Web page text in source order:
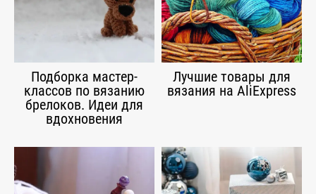
Подборка мастер-
классов по вязанию
брелоков. Идеи для
вдохновения
Лучшие товары для
вязания на AliExpress